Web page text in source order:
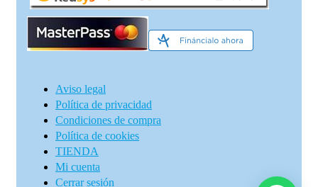
Aviso legal
Política de privacidad
Condiciones de compra
Política de cookies
TIENDA
Mi cuenta
Cerrar sesión